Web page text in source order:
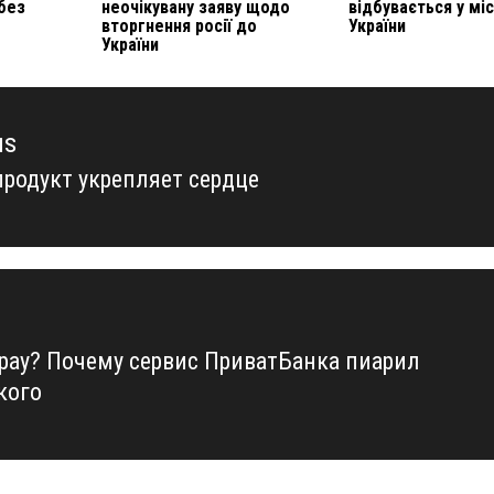
неочікувану заяву щодо
вторгнення росії до
України
відбувається у
України
укрепляет сердце
Почему сервис ПриватБанка пиарил